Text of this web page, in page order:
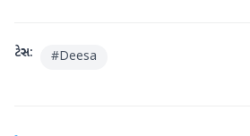
ટેગ્સ: #Deesa